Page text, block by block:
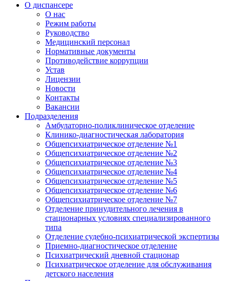
О диспансере
О нас
Режим работы
Руководство
Медицинский персонал
Нормативные документы
Противодействие коррупции
Устав
Лицензии
Новости
Контакты
Вакансии
Подразделения
Амбулаторно-поликлиническое отделение
Клинико-диагностическая лаборатория
Общепсихиатрическое отделение №1
Общепсихиатрическое отделение №2
Общепсихиатрическое отделение №3
Общепсихиатрическое отделение №4
Общепсихиатрическое отделение №5
Общепсихиатрическое отделение №6
Общепсихиатрическое отделение №7
Отделение принудительного лечения в
стационарных условиях специализированного
типа
Отделение судебно-психиатрической экспертизы
Приемно-диагностическое отделение
Психиатрический дневной стационар
Психиатрическое отделение для обслуживания
детского населения